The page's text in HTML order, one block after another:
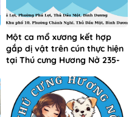
Một ca mổ xương kết hợp
gắp dị vật trên cún thực hiện
tại Thú cưng Hương Nở 235-